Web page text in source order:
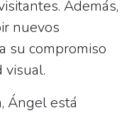
Además,
nuevos
su compromiso
visual.
Ángelestá